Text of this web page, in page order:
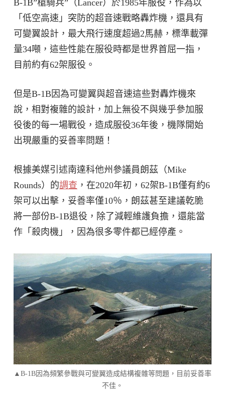
B-1B”槍騎兵”（Lancer）於1985年服役，作為以
「低空高速」突防的超音速戰略轟炸機，還具有
可變翼設計，最大飛行速度超過2馬赫，標準載彈
量34噸，這些性能在服役時都是世界首屈一指，
目前約有62架服役。
但是B-1B因為可變翼與超音速這些對轟炸機來
說，相對複雜的設計，加上無役不與幾乎參加服
役後的每一場戰役，造成服役36年後，機隊開始
出現嚴重的妥善率問題！
根據美媒引述南達科他州參議員朗茲（Mike
Rounds）的調查 ，在2020年初，62架B-1B僅有約6
架可以出擊，妥善率僅10％，朗茲甚至建議乾脆
將一部份B-1B退役，除了減輕維護負擔，還能當
作「殺肉機」，因為很多零件都已經停產。
▲B-1B因為頻繁參戰與可變翼造成結構複雜等問題，目前妥善率
不佳。